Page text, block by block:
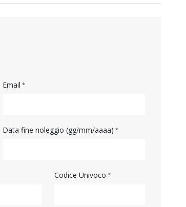
Email
Data fine noleggio (gg/mm/aaaa)
Codice Univoco